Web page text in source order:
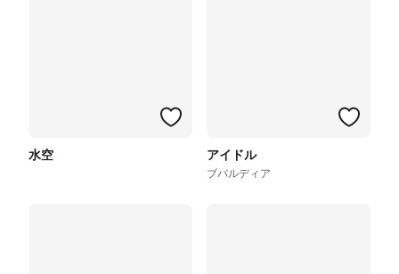
水空 アイドル
ブバルディア